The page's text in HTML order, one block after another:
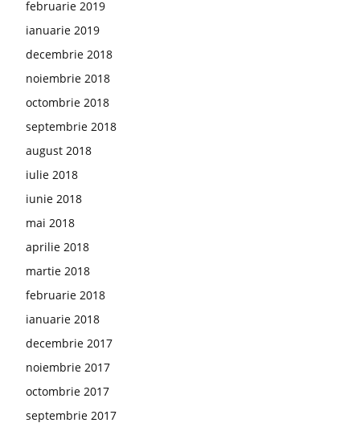
februarie 2019
ianuarie 2019
decembrie 2018
noiembrie 2018
octombrie 2018
septembrie 2018
august 2018
iulie 2018
iunie 2018
mai 2018
aprilie 2018
martie 2018
februarie 2018
ianuarie 2018
decembrie 2017
noiembrie 2017
octombrie 2017
septembrie 2017